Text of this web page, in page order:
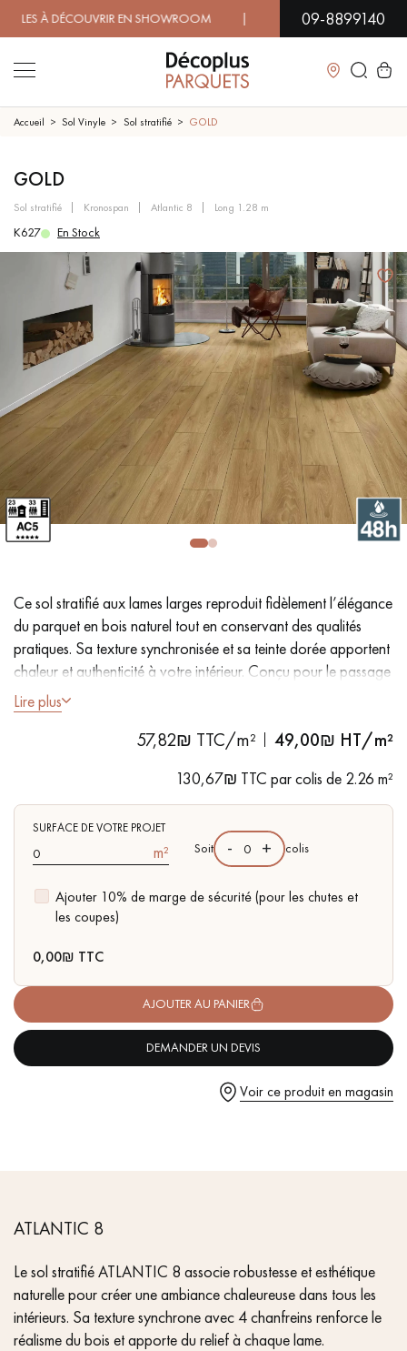
EN SHOWROOM | DISPONIBILITÉ09-8899140
Fermer
LES RECHERCHES LES PLUS COURANTES
PARQUET MASSIF
SOL PLAQUÉ BOIS VERITABLES
PARQUETS À MOTIFS
TRADITIONNELS
PARQUET EN BOIS EXOTIQUE PARQUET VERNIS
PARQUET HUILÉ PARQUET EN BOIS BRUT
PARQUET VIEILLI PARQUET EN CHÊNE FUMÉ
PARQUET LAMES LARGES XXL PARQUET EN CHÊNE
ACCESSOIRES PARQUET
Nos conseillers sont disponibles au
09-8899140
pas dans le choix et la pose de votre parquet.
Un expert Décoplus Parquets vous appelle
Demandez un rendez-vous personnalisé
Accueil Sol Vinyle Sol stratifié GOLD
GOLD
sol stratifié kronospan atlantic 8 long 1.28 m
K627 En Stock
Ce sol stratifié aux lames larges reproduit fidèlement l’élégance
du parquet en bois naturel tout en conservant des qualités
pratiques. Sa texture synchronisée et sa teinte dorée apportent
chaleur et authenticité à votre intérieur. Conçu pour le passage
intense, il est aussi adapté aux foyers avec animaux de
compagnie.
- Aspect chêne naturel avec texture synchrone
- Chanfreins sur les 4 côtés
- Adapté au passage intensif & animaux de compagnie
- Facilité de pose : Système click 2G
- Résisance à l'eau : jusqu’à 48 h, idéal pour les petits
accidents du quotidien
Lire plus
57,82₪ TTC/m² 49,00₪ HT/m²
130,67₪ TTC par colis de 2.26 m²
SURFACE DE VOTRE PROJET
m²
Ajouter 10% de marge de sécurité (pour les chutes et
les coupes)
Soit - + colis
0,00₪ TTC
AJOUTER AU PANIER
DEMANDER UN DEVIS
Voir ce produit en magasin
ATLANTIC 8
Le sol stratifié ATLANTIC 8 associe robustesse et esthétique
naturelle pour créer une ambiance chaleureuse dans tous les
intérieurs. Sa texture synchrone avec 4 chanfreins renforce le
réalisme du bois et apporte du relief à chaque lame.